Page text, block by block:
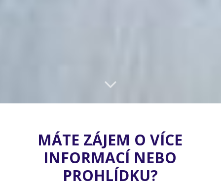
MÁTE ZÁJEM O VÍCE
INFORMACÍ NEBO
PROHLÍDKU?